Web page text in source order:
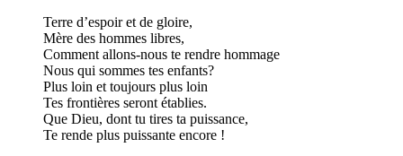
Terre d’espoir et de gloire,
Mère des hommes libres,
Comment allons-nous te rendre hommage
Nous qui sommes tes enfants?
Plus loin et toujours plus loin
Tes frontières seront établies.
Que Dieu, dont tu tires ta puissance,
Te rende plus puissante encore !